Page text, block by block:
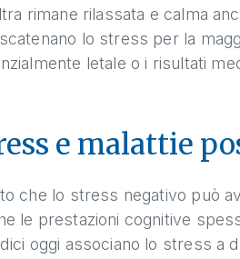
rimane rilassata e calma
lo stress per la
letale o i risultati
e malattie
che lo stress negativo può
le prestazioni cognitive
oggi associano lo stress a